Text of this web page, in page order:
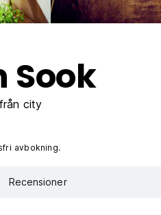
Sook
city
avbokning.
Recensioner